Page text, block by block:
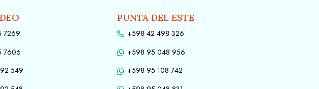
7269
7606
549
PUNTA DEL ESTE
+598 42 498 326
+598 95 048 956
+598 95 108 742